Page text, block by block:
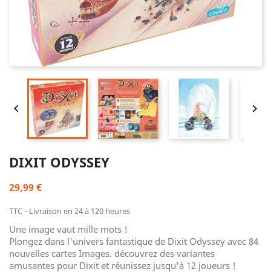
 
DIXIT ODYSSEY
29,99 €
TTC Livraison en 24 à 120 heures
Une image vaut mille mots !
Plongez dans l'univers fantastique de Dixit Odyssey avec 84
nouvelles cartes Images. découvrez des variantes
amusantes pour Dixit et réunissez jusqu'à 12 joueurs !